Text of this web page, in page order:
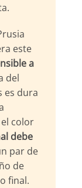
este
a
del
es dura
color
debe
par de
de
final.